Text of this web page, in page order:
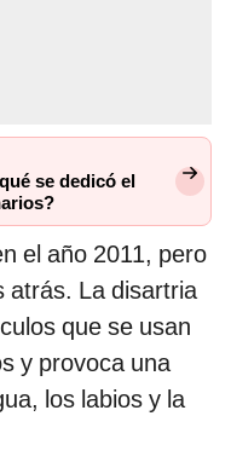
se dedicó el
el año 2011, pero
atrás. La disartria
que se usan
y provoca una
los labios y la